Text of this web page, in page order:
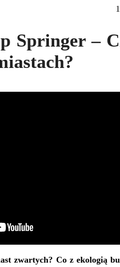
1
Springer –
zwartych? Co z ekologią